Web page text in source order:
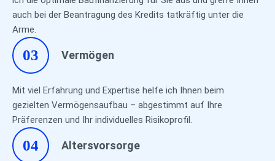
auch bei der Beantragung des Kredits tatkräftig unter die
Arme.
03 Vermögen
Mit viel Erfahrung und Expertise helfe ich Ihnen beim
gezielten Vermögensaufbau – abgestimmt auf Ihre
Präferenzen und Ihr individuelles Risikoprofil.
04 Altersvorsorge